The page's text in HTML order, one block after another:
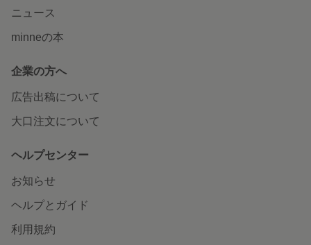
ニュース
minneの本
企業の方へ
広告出稿について
大口注文について
ヘルプセンター
お知らせ
ヘルプとガイド
利用規約